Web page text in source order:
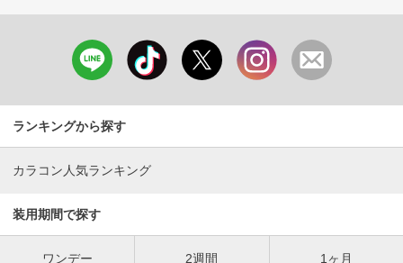
ランキングから探す
カラコン人気ランキング
装用期間で探す
ワンデー 2週間 1ヶ月